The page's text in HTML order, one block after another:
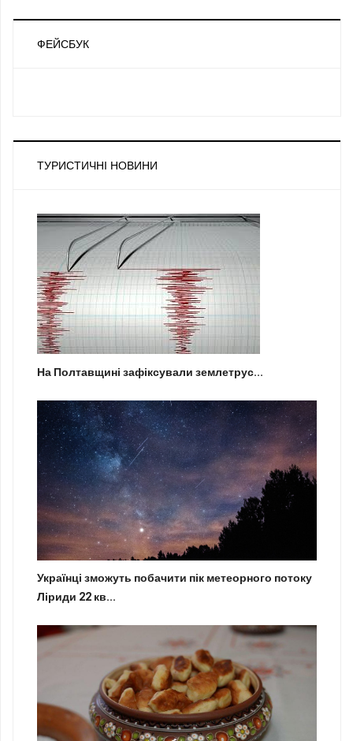
ФЕЙСБУК
ТУРИСТИЧНІ НОВИНИ
На Полтавщині зафіксували землетрус...
Українці зможуть побачити пік метеорного потоку
Ліриди 22 кв...